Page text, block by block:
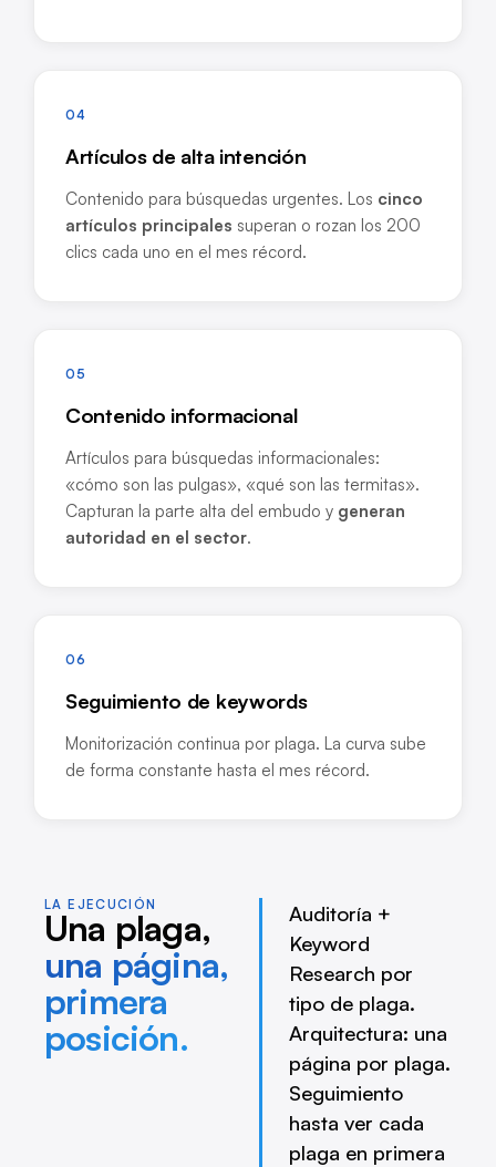
04
Artículos de alta intención
Contenido para búsquedas urgentes. Los cinco
artículos principales superan o rozan los 200
clics cada uno en el mes récord.
05
Contenido informacional
Artículos para búsquedas informacionales:
«cómo son las pulgas», «qué son las termitas».
Capturan la parte alta del embudo y generan
autoridad en el sector.
06
Seguimiento de keywords
Monitorización continua por plaga. La curva sube
de forma constante hasta el mes récord.
LA EJECUCIÓN
Una plaga,
una página,
primera
posición.
Auditoría +
Keyword
Research por
tipo de plaga.
Arquitectura: una
página por plaga.
Seguimiento
hasta ver cada
plaga en primera